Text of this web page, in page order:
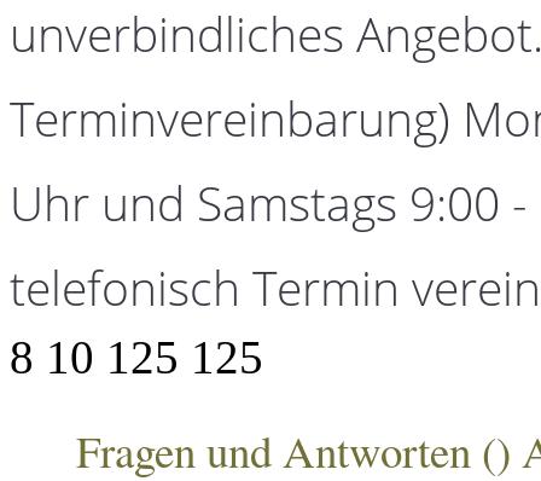
unverbindliches
Terminvereinbarung)
Uhr und Samstags 9:00
telefonisch Termin
8 10 125 125
Fragen und Antworten ()